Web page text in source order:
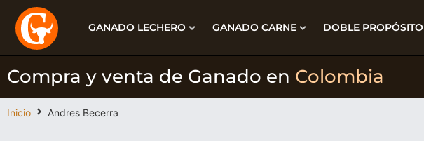
GANADO LECHERO GANADO CARNE DOBLE PROPÓSITO
Compra y venta de Ganado en Colombia
Inicio Andres Becerra